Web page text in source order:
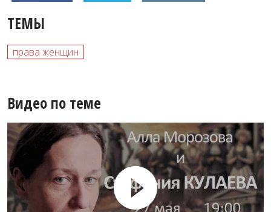
ТЕМЫ
права женщин
Видео по теме